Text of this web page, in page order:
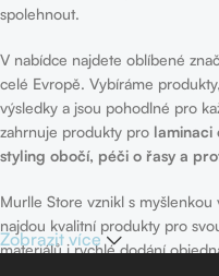
spolehnout.
V nabídce najdete oblíbené
celé Evropě. Vybíráme
výsledky a jsou pohodlné pro
zahrnuje produkty pro laminaci
styling obočí, péči o řasy a
Murlle Store vznikl s
najdou kvalitní produkty pro
materiálů i rychlé dodání
Zobrazit více